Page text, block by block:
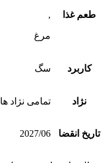
طعم غذا
,
مرغ
کاربرد سگ
نژاد تمامی نژاد ها
تاریخ انقضا 2027/06